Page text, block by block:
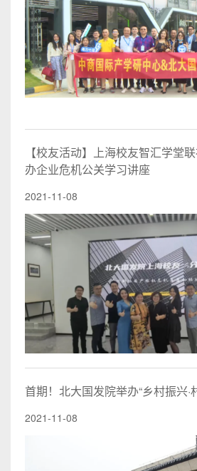
【校友活动】上海校友智汇学堂
办企业危机公关学习讲座
2021-11-08
首期！北大国发院举办“乡村振兴·
2021-11-08